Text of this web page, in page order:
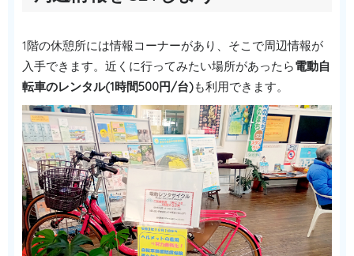
1階の休憩所には情報コーナーがあり、そこで周辺情報が
入手できます。近くに行ってみたい場所があったら電動自
転車のレンタル(1時間500円/台)も利用できます。